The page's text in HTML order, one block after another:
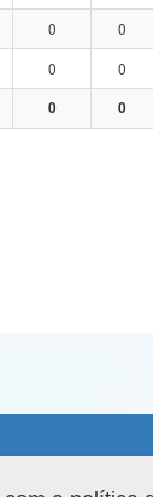
0 0
0 0
0 0